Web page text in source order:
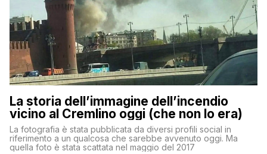
La storia dell’immagine dell’incendio
vicino al Cremlino oggi (che non lo era)
La fotografia è stata pubblicata da diversi profili social in
riferimento a un qualcosa che sarebbe avvenuto oggi. Ma
quella foto è stata scattata nel maggio del 2017